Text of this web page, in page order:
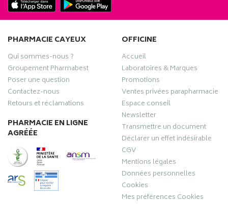
PHARMACIE CAYEUX
Qui sommes-nous ?
Groupement Pharmabest
Poser une question
Contactez-nous
Retours et réclamations
PHARMACIE EN LIGNE
AGRÉÉE
OFFICINE
Accueil
Laboratoires & Marques
Promotions
Ventes privées parapharmacie
Espace conseil
Newsletter
Transmettre un document
Déclarer un effet indésirable
CGV
Mentions légales
Données personnelles
Cookies
Mes préférences Cookies